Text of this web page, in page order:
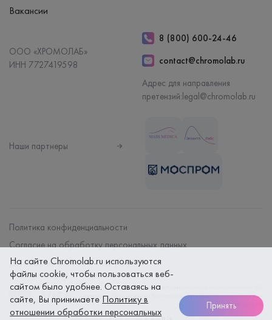
Вакансии
ООО «ХРОМОЛАБ»
ИНН 7727419598
8 (800) 600-24-46
contact@chromolab.ru
Адрес для направления
претензий:legal@chromolab.ru
Наши партнеры
Политика конфиденциальности
Согласие на обработку персональных данных
Договор на оказание мед. услуг
Безопасность платежей гарантируется использованием SSL
протокола. Данные вашей банковской карты надежно защищены при
оплате онлайн
На сайте Chromolab.ru используются
файлы cookie, чтобы пользоваться веб-
сайтом было удобнее. Оставаясь на
сайте, Вы принимаете Политику в
отношении обработки персональных
Принять